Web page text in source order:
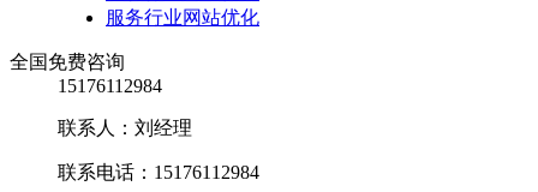
服务行业网站优化
全国免费咨询
15176112984
联系人：刘经理
联系电话：15176112984